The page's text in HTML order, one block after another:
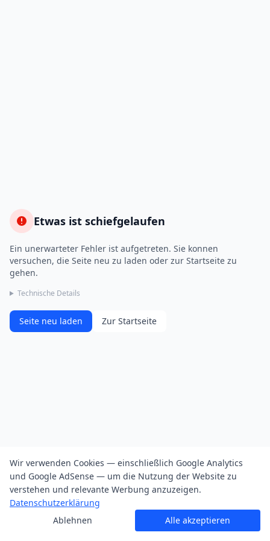
Etwas ist schiefgelaufen
Ein unerwarteter Fehler ist aufgetreten. Sie konnen
versuchen, die Seite neu zu laden oder zur Startseite zu
gehen.
Technische Details
Seite neu laden Zur Startseite
Wir verwenden Cookies — einschließlich Google Analytics
und Google AdSense — um die Nutzung der Website zu
verstehen und relevante Werbung anzuzeigen.
Datenschutzerklärung
Ablehnen
Alle akzeptieren